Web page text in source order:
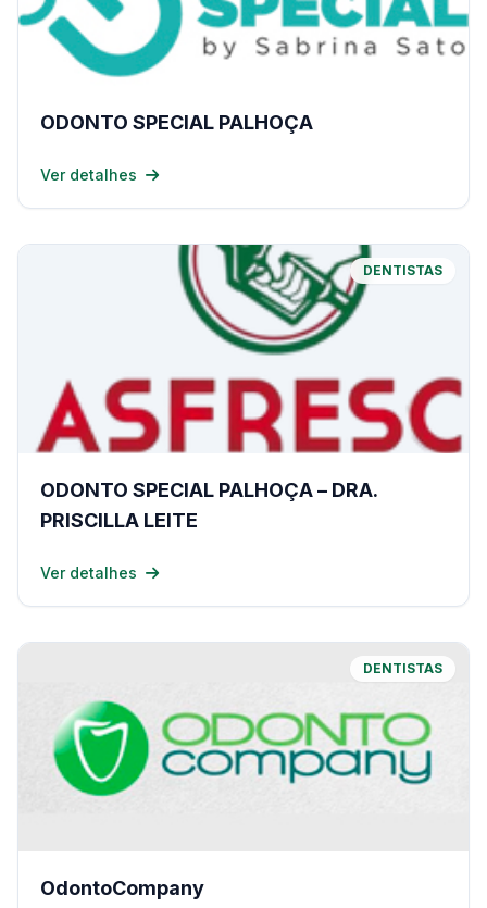
ODONTO SPECIAL PALHOÇA
Ver detalhes
DENTISTAS
ODONTO SPECIAL PALHOÇA – DRA.
PRISCILLA LEITE
Ver detalhes
DENTISTAS
OdontoCompany